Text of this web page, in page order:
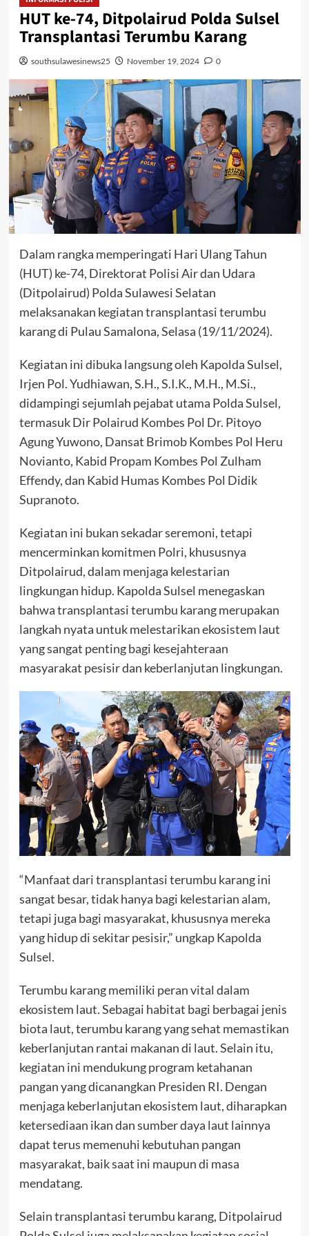
HUT ke-74, Ditpolairud Polda Sulsel
Transplantasi Terumbu Karang
southsulawesinews25 November 19, 2024 0
Dalam rangka memperingati Hari Ulang Tahun
(HUT) ke-74, Direktorat Polisi Air dan Udara
(Ditpolairud) Polda Sulawesi Selatan
melaksanakan kegiatan transplantasi terumbu
karang di Pulau Samalona, Selasa (19/11/2024).
Kegiatan ini dibuka langsung oleh Kapolda Sulsel,
Irjen Pol. Yudhiawan, S.H., S.I.K., M.H., M.Si.,
didampingi sejumlah pejabat utama Polda Sulsel,
termasuk Dir Polairud Kombes Pol Dr. Pitoyo
Agung Yuwono, Dansat Brimob Kombes Pol Heru
Novianto, Kabid Propam Kombes Pol Zulham
Effendy, dan Kabid Humas Kombes Pol Didik
Supranoto.
Kegiatan ini bukan sekadar seremoni, tetapi
mencerminkan komitmen Polri, khususnya
Ditpolairud, dalam menjaga kelestarian
lingkungan hidup. Kapolda Sulsel menegaskan
bahwa transplantasi terumbu karang merupakan
langkah nyata untuk melestarikan ekosistem laut
yang sangat penting bagi kesejahteraan
masyarakat pesisir dan keberlanjutan lingkungan.
“Manfaat dari transplantasi terumbu karang ini
sangat besar, tidak hanya bagi kelestarian alam,
tetapi juga bagi masyarakat, khususnya mereka
yang hidup di sekitar pesisir,” ungkap Kapolda
Sulsel.
Terumbu karang memiliki peran vital dalam
ekosistem laut. Sebagai habitat bagi berbagai jenis
biota laut, terumbu karang yang sehat memastikan
keberlanjutan rantai makanan di laut. Selain itu,
kegiatan ini mendukung program ketahanan
pangan yang dicanangkan Presiden RI. Dengan
menjaga keberlanjutan ekosistem laut, diharapkan
ketersediaan ikan dan sumber daya laut lainnya
dapat terus memenuhi kebutuhan pangan
masyarakat, baik saat ini maupun di masa
mendatang.
Selain transplantasi terumbu karang, Ditpolairud